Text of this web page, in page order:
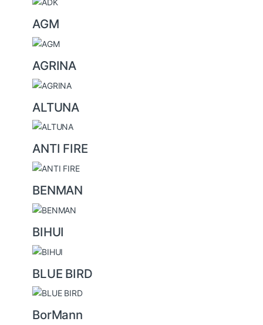
AGM
AGRINA
ALTUNA
ANTI FIRE
BENMAN
BIHUI
BLUE BIRD
BorMann